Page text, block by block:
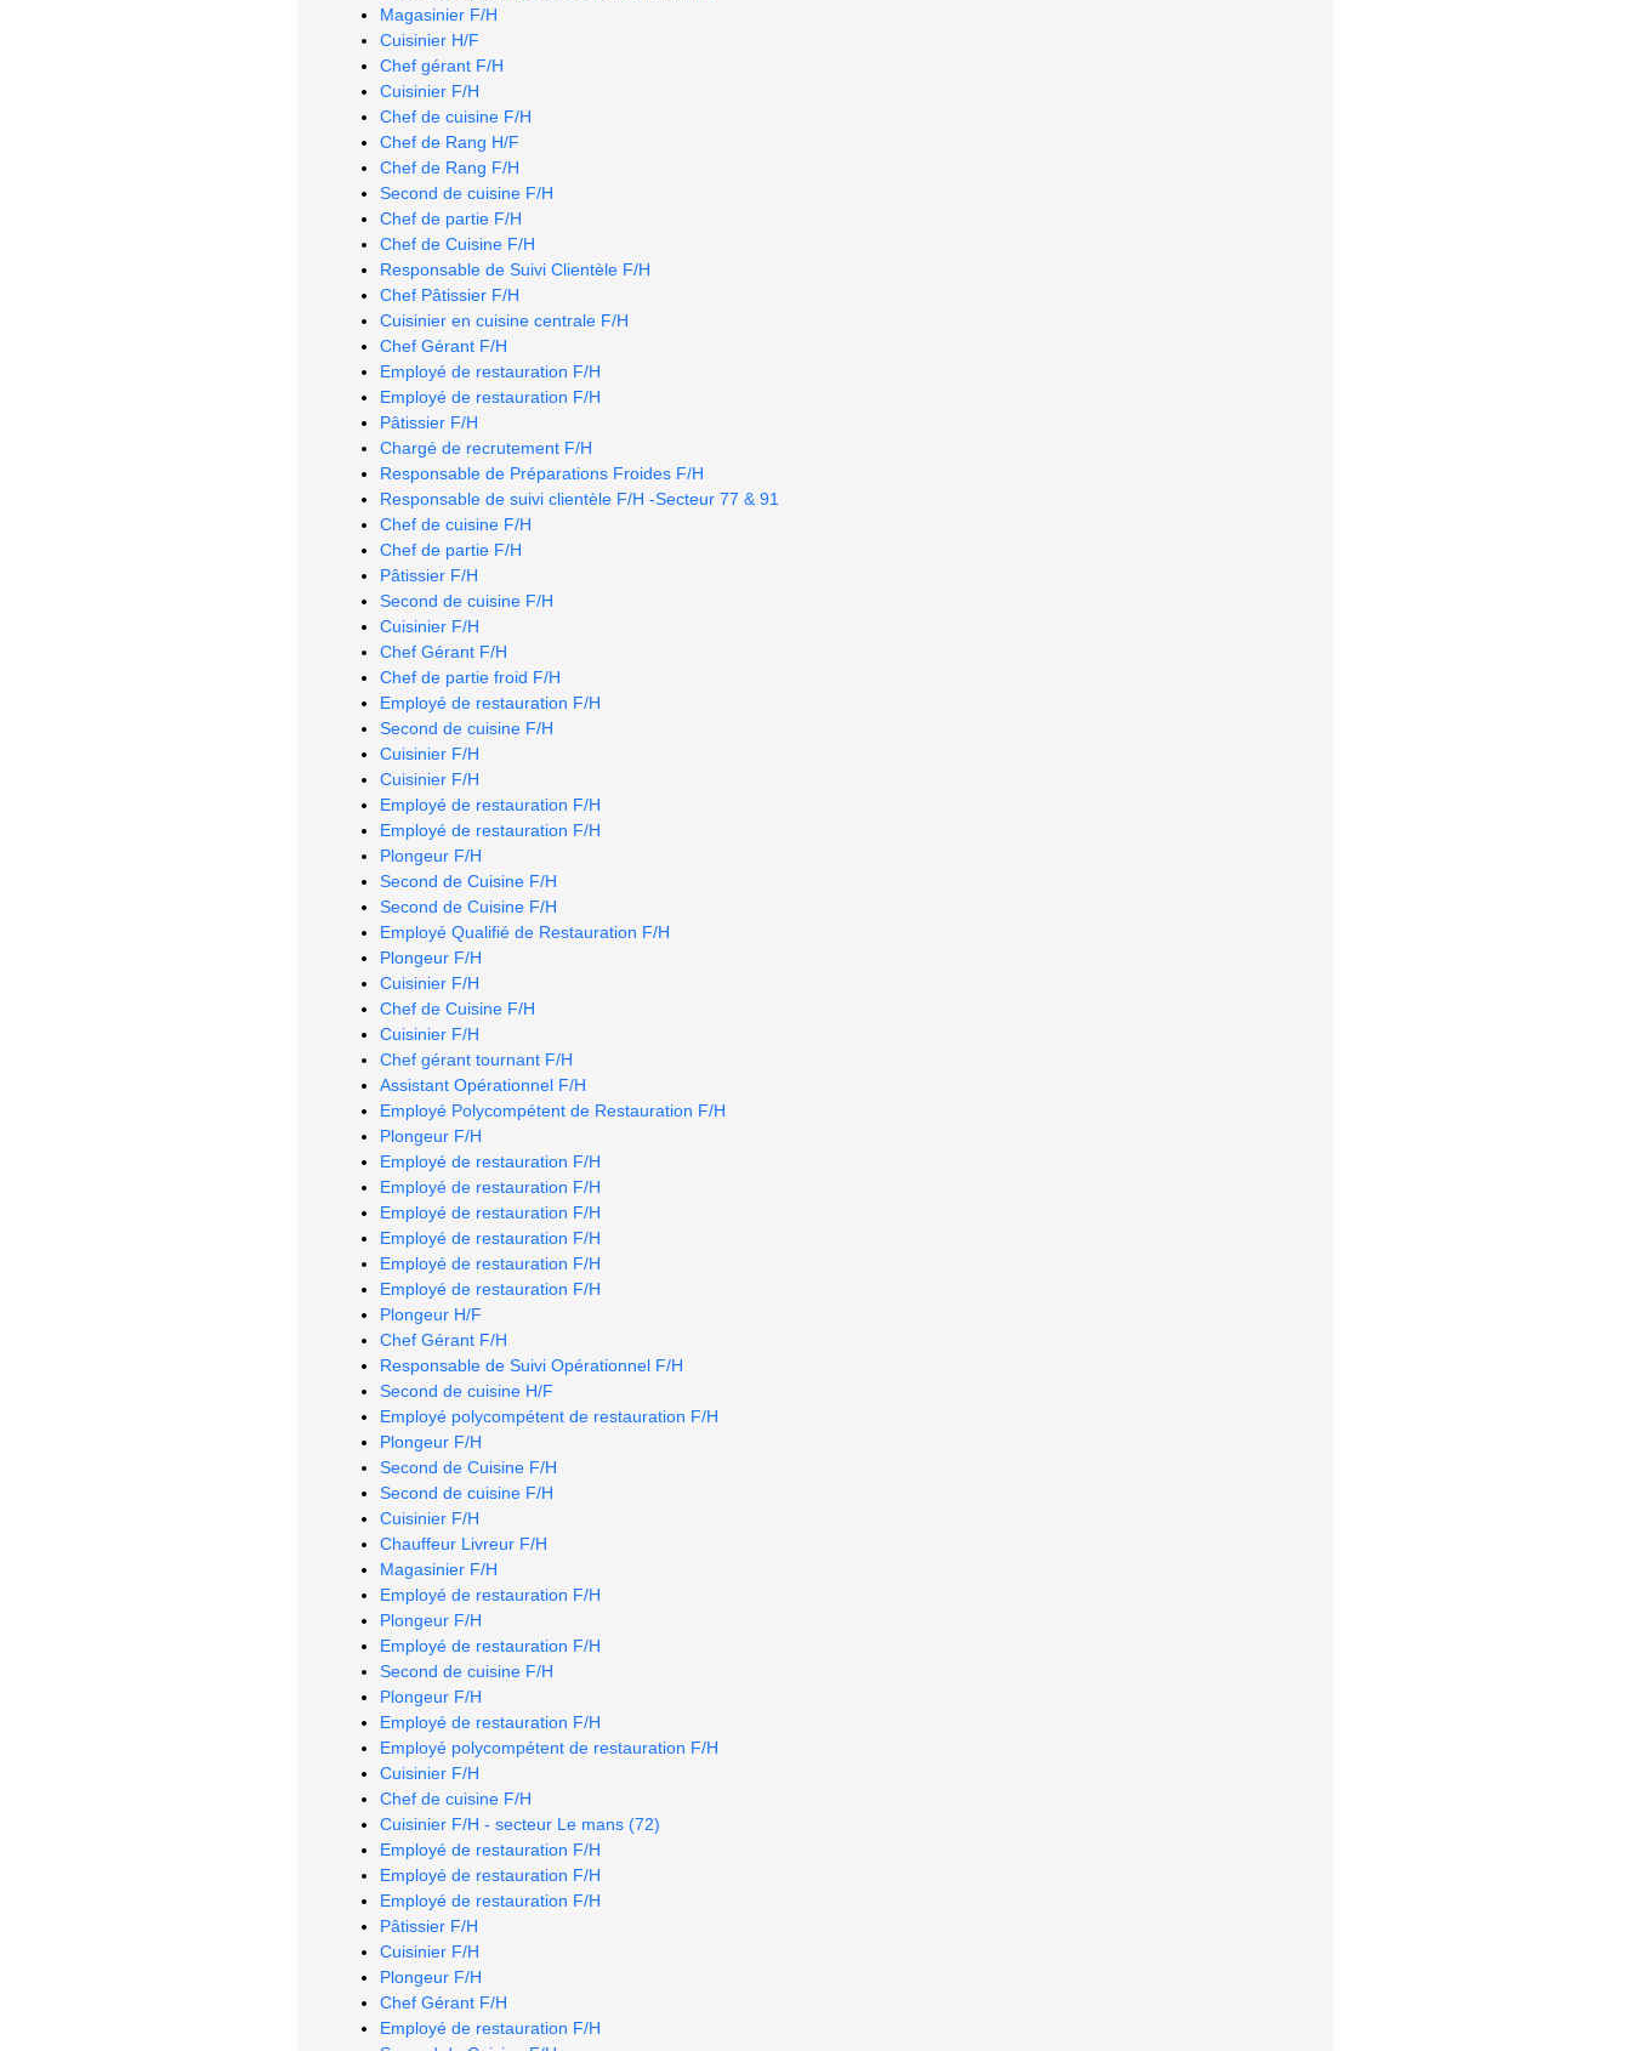
Magasinier F/H
Cuisinier H/F
Chef gérant F/H
Cuisinier F/H
Chef de cuisine F/H
Chef de Rang H/F
Chef de Rang F/H
Second de cuisine F/H
Chef de partie F/H
Chef de Cuisine F/H
Responsable de Suivi Clientèle F/H
Chef Pâtissier F/H
Cuisinier en cuisine centrale F/H
Chef Gérant F/H
Employé de restauration F/H
Employé de restauration F/H
Pâtissier F/H
Chargé de recrutement F/H
Responsable de Préparations Froides F/H
Responsable de suivi clientèle F/H -Secteur 77 & 91
Chef de cuisine F/H
Chef de partie F/H
Pâtissier F/H
Second de cuisine F/H
Cuisinier F/H
Chef Gérant F/H
Chef de partie froid F/H
Employé de restauration F/H
Second de cuisine F/H
Cuisinier F/H
Cuisinier F/H
Employé de restauration F/H
Employé de restauration F/H
Plongeur F/H
Second de Cuisine F/H
Second de Cuisine F/H
Employé Qualifié de Restauration F/H
Plongeur F/H
Cuisinier F/H
Chef de Cuisine F/H
Cuisinier F/H
Chef gérant tournant F/H
Assistant Opérationnel F/H
Employé Polycompétent de Restauration F/H
Plongeur F/H
Employé de restauration F/H
Employé de restauration F/H
Employé de restauration F/H
Employé de restauration F/H
Employé de restauration F/H
Employé de restauration F/H
Plongeur H/F
Chef Gérant F/H
Responsable de Suivi Opérationnel F/H
Second de cuisine H/F
Employé polycompétent de restauration F/H
Plongeur F/H
Second de Cuisine F/H
Second de cuisine F/H
Cuisinier F/H
Chauffeur Livreur F/H
Magasinier F/H
Employé de restauration F/H
Plongeur F/H
Employé de restauration F/H
Second de cuisine F/H
Plongeur F/H
Employé de restauration F/H
Employé polycompétent de restauration F/H
Cuisinier F/H
Chef de cuisine F/H
Cuisinier F/H - secteur Le mans (72)
Employé de restauration F/H
Employé de restauration F/H
Employé de restauration F/H
Pâtissier F/H
Cuisinier F/H
Plongeur F/H
Chef Gérant F/H
Employé de restauration F/H